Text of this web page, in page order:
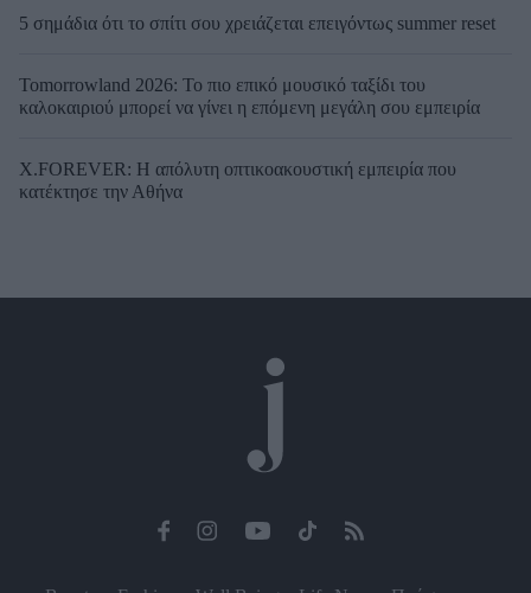
5 σημάδια ότι το σπίτι σου χρειάζεται επειγόντως summer reset
Tomorrowland 2026: Το πιο επικό μουσικό ταξίδι του
καλοκαιριού μπορεί να γίνει η επόμενη μεγάλη σου εμπειρία
X.FOREVER: Η απόλυτη οπτικοακουστική εμπειρία που
κατέκτησε την Αθήνα